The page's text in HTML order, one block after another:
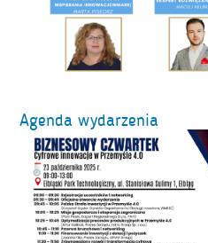
Agenda wydarzenia